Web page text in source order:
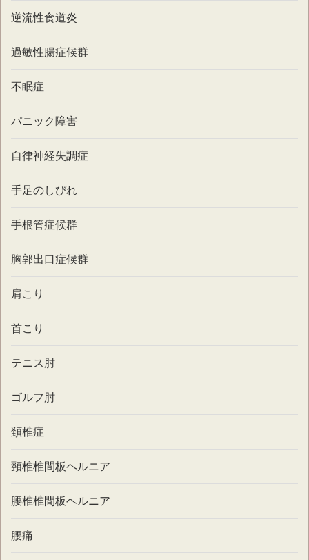
逆流性食道炎
過敏性腸症候群
不眠症
パニック障害
自律神経失調症
手足のしびれ
手根管症候群
胸郭出口症候群
肩こり
首こり
テニス肘
ゴルフ肘
頚椎症
頸椎椎間板ヘルニア
腰椎椎間板ヘルニア
腰痛